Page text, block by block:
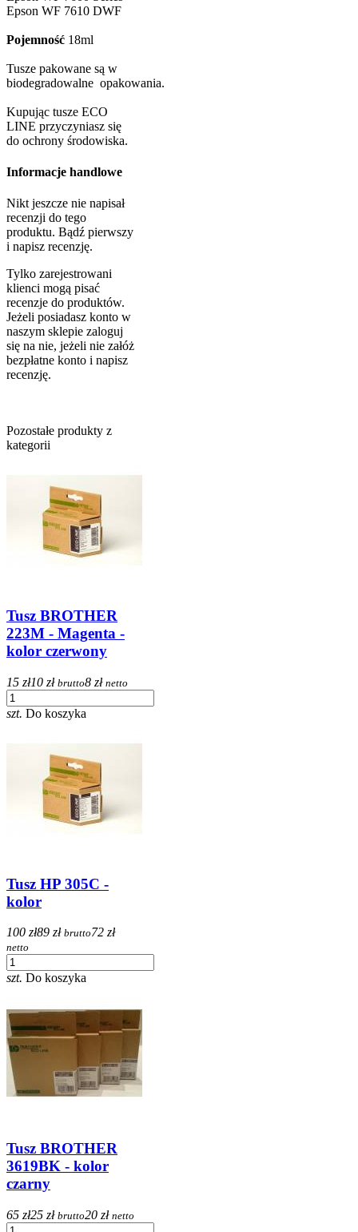
Epson WF 7610 DWF
Pojemność 18ml
Tusze pakowane są w
biodegradowalne opakowania.
Kupując tusze ECO
LINE przyczyniasz się
do ochrony środowiska.
Informacje handlowe
Nikt jeszcze nie napisał
recenzji do tego
produktu. Bądź pierwszy
i napisz recenzję.
Tylko zarejestrowani
klienci mogą pisać
recenzje do produktów.
Jeżeli posiadasz konto w
naszym sklepie zaloguj
się na nie, jeżeli nie załóż
bezpłatne konto i napisz
recenzję.
Pozostałe produkty z
kategorii
Tusz BROTHER
223M - Magenta -
kolor czerwony
15 zł10 zł brutto8 zł netto
szt. Do koszyka
Tusz HP 305C -
kolor
100 zł89 zł brutto72 zł
netto
szt. Do koszyka
Tusz BROTHER
3619BK - kolor
czarny
65 zł25 zł brutto20 zł netto